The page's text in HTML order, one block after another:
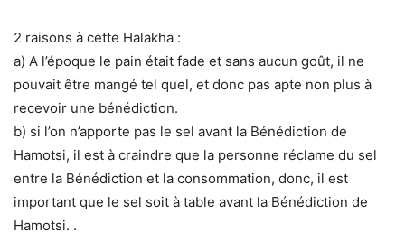
2 raisons à cette Halakha :
a) A l’époque le pain était fade et sans aucun goût, il ne
pouvait être mangé tel quel, et donc pas apte non plus à
recevoir une bénédiction.
b) si l’on n’apporte pas le sel avant la Bénédiction de
Hamotsi, il est à craindre que la personne réclame du sel
entre la Bénédiction et la consommation, donc, il est
important que le sel soit à table avant la Bénédiction de
Hamotsi. .